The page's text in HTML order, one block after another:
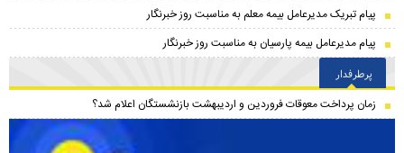
پیام تبریک مدیرعامل بیمه معلم به مناسبت روز خبرنگار
پیام مدیرعامل بیمه پارسیان به مناسبت روز خبرنگار
پرطرفدار
زمان پرداخت معوقات فروردین و اردیبهشت بازنشستگان اعلام شد؟